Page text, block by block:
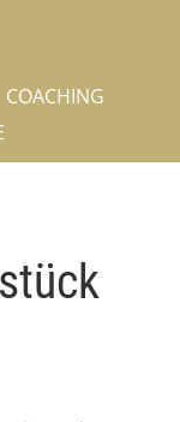
COACHING